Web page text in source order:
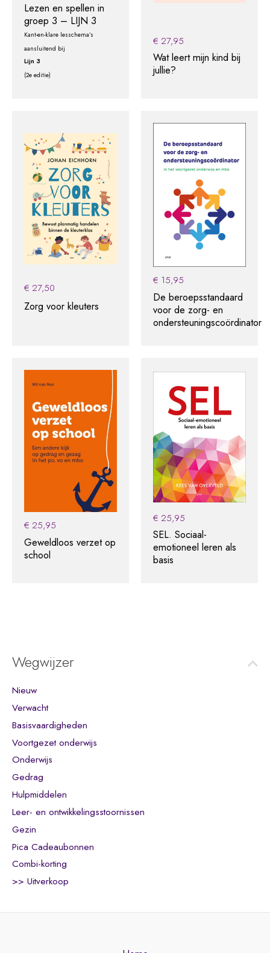
Wegwijzer
Nieuw
Verwacht
Basisvaardigheden
Voortgezet onderwijs
Onderwijs
Gedrag
Hulpmiddelen
Leer- en ontwikkelingsstoornissen
Gezin
Pica Cadeaubonnen
Combi-korting
>> Uitverkoop
Lezen en spellen in
groep 3 – LIJN 3
Kant-en-klare lesschema’s
aansluitend bij
Lijn 3
(2e editie)
€ 27,95
Wat leert mijn kind bij
jullie?
€ 27,50
Zorg voor kleuters
€ 15,95
De beroepsstandaard
voor de zorg- en
ondersteuningscoördinator
€ 25,95
Geweldloos verzet op
school
€ 25,95
SEL. Sociaal-
emotioneel leren als
basis